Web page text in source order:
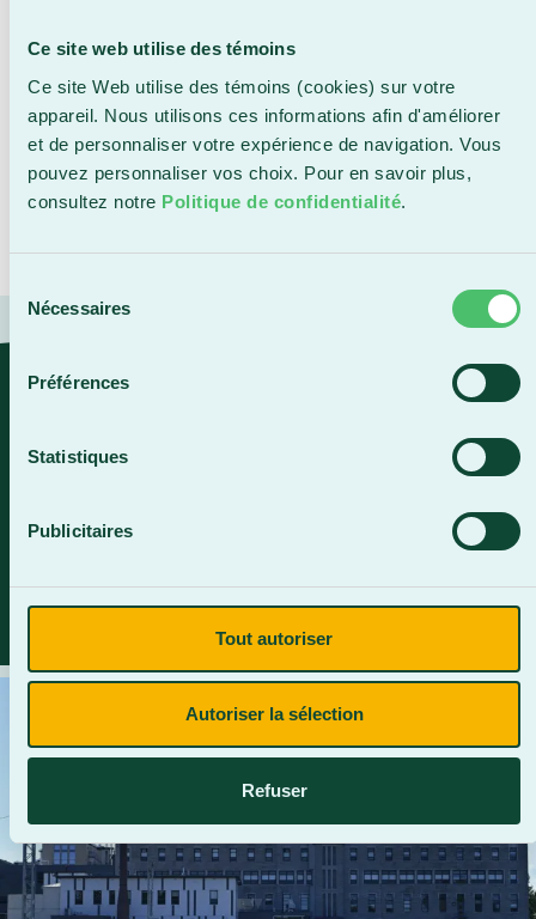
Ce site web utilise des témoins
Ce site Web utilise des témoins (cookies) sur votre
appareil. Nous utilisons ces informations afin d'améliorer
et de personnaliser votre expérience de navigation. Vous
pouvez personnaliser vos choix. Pour en savoir plus,
consultez notre Politique de confidentialité.
consentement
Nécessaires
Préférences
Statistiques
Publicitaires
Tout autoriser
Autoriser la sélection
Refuser
et ainsi, participer activement à faire rayonner sa
Boucher-Doyon.
La Fondation souhaite la bienvenue à madame
Boucher-Doyon et lui adresse tout son soutien
«Sa vaste expérience et son
précieux. Nous sommes convaincus
excellence dans la planification de